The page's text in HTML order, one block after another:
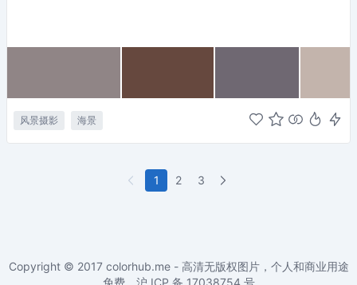
风景摄影 海景
1 2 3
Copyright © 2017 colorhub.me - 高清无版权图片，个人和商业用途
免费。沪 ICP 备 17038754 号